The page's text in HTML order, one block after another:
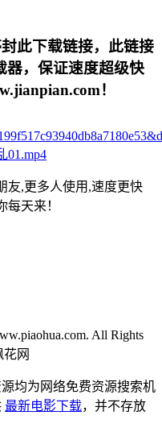
此下载链接，此链接
器，保证速度超级快
！
01.mp4
友,更多人使用,速度更快
每天来！
All Rights
花网
均为网络免费资源搜索机
最新电影下载，并不存放